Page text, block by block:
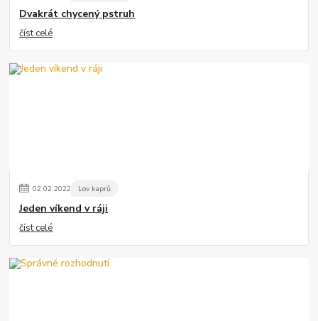
Dvakrát chycený pstruh
číst celé
02.02.2022 Lov kaprů
Jeden víkend v ráji
číst celé